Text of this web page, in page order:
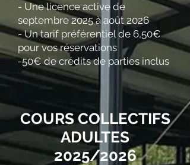
- Une licence active de
septembre 2025 à août 2026
- Un tarif préférentiel de 6,50€
pour vos réservations
-50€ de crédits de parties inclus
COURS COLLECTIFS
ADULTES
2025/2026